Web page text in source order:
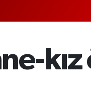
GRAM ALTIN
13.779
%-14